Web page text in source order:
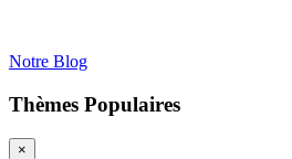
Notre Blog
Thèmes Populaires
×